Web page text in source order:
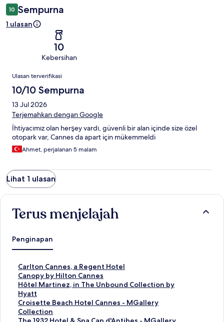
10 Sempurna
1 ulasan
10
Kebersihan
Ulasan
Ulasan terverifikasi
10/10 Sempurna
13 Jul 2026
Terjemahkan dengan Google
İhtiyacımız olan herşey vardı, güvenli bir alan içinde size özel
otopark var, Cannes da apart için mükemmeldi
Ahmet, perjalanan 5 malam
Lihat 1 ulasan
Terus menjelajah
Penginapan
Carlton Cannes, a Regent Hotel
T
a
u
t
a
n
S
Canopy by Hilton Cannes
T
a
u
t
a
n
Hôtel Martinez, in The Unbound Collection by
Hyatt
T
a
u
t
a
Croisette Beach Hotel Cannes - MGallery
Collection
T
a
u
T